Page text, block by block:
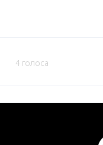
4 голоса